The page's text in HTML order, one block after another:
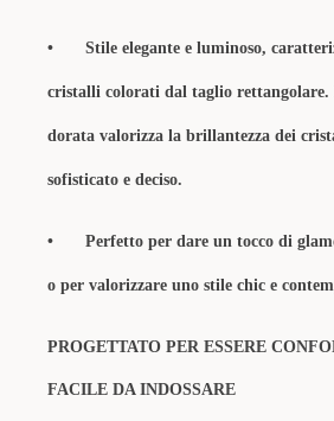
• Stile elegante e luminoso,
cristalli colorati dal taglio
dorata valorizza la brillantezza dei
sofisticato e deciso.
• Perfetto per dare un tocco di
o per valorizzare uno stile chic e
PROGETTATO PER ESSERE
FACILE DA INDOSSARE